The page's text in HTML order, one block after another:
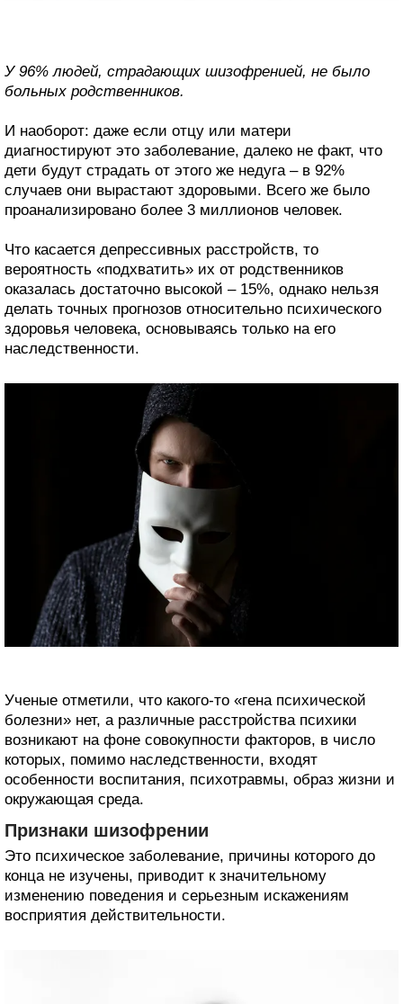
У 96% людей, страдающих шизофренией, не было
больных родственников.
И наоборот: даже если отцу или матери
диагностируют это заболевание, далеко не факт, что
дети будут страдать от этого же недуга – в 92%
случаев они вырастают здоровыми. Всего же было
проанализировано более 3 миллионов человек.
Что касается депрессивных расстройств, то
вероятность «подхватить» их от родственников
оказалась достаточно высокой – 15%, однако нельзя
делать точных прогнозов относительно психического
здоровья человека, основываясь только на его
наследственности.
Ученые отметили, что какого-то «гена психической
болезни» нет, а различные расстройства психики
возникают на фоне совокупности факторов, в число
которых, помимо наследственности, входят
особенности воспитания, психотравмы, образ жизни и
окружающая среда.
Признаки шизофрении
Это психическое заболевание, причины которого до
конца не изучены, приводит к значительному
изменению поведения и серьезным искажениям
восприятия действительности.